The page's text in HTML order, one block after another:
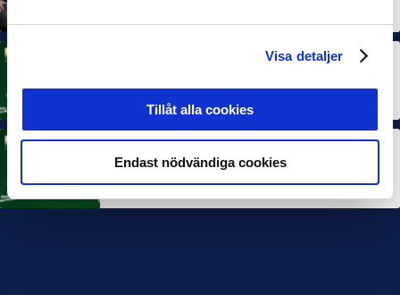
Visa detaljer
Tillåt alla cookies
Endast nödvändiga cookies
Rösta på Månadens Tränare i juni
3 JUL 2026